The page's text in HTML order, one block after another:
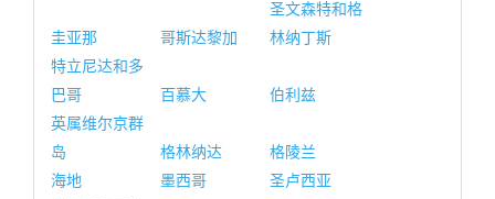
圭亚那 哥斯达黎加
圣文森特和格
林纳丁斯
特立尼达和多
巴哥
百慕大
伯利兹
英属维尔京群
岛
格林纳达
格陵兰
海地
墨西哥
圣卢西亚